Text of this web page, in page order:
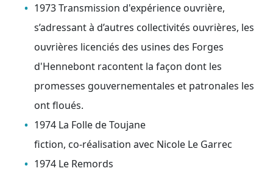
1973 Transmission d'expérience ouvrière,
s’adressant à d’autres collectivités ouvrières, les
ouvrières licenciés des usines des Forges
d'Hennebont racontent la façon dont les
promesses gouvernementales et patronales les
ont floués.
1974 La Folle de Toujane
fiction, co-réalisation avec Nicole Le Garrec
1974 Le Remords